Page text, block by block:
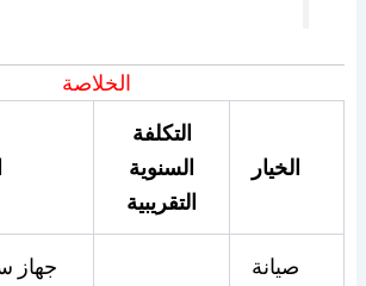
الخلاصة
الخيار
التكلفة
السنوية
التقريبية
صيانة
جهاز